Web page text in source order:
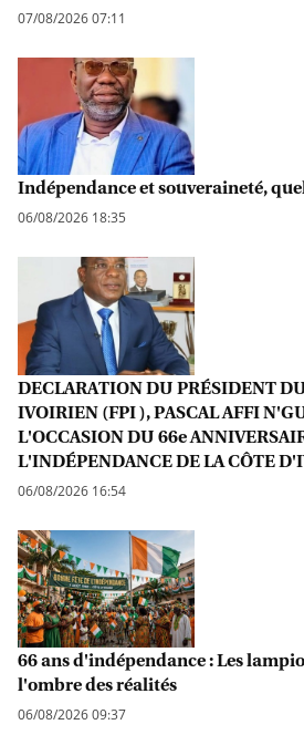
07/08/2026 07:11
Indépendance et souveraineté,
06/08/2026 18:35
DECLARATION DU PRÉSIDENT
IVOIRIEN (FPI ), PASCAL AFFI
L'OCCASION DU 66e
L'INDÉPENDANCE DE LA CÔTE
06/08/2026 16:54
66 ans d'indépendance : Les
l'ombre des réalités
06/08/2026 09:37